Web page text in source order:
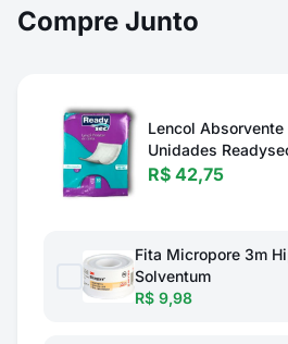
Compre Junto
Lencol Absorvente
Unidades
R$ 42,75
Fita Micropore 3m
Solventum
R$ 9,98